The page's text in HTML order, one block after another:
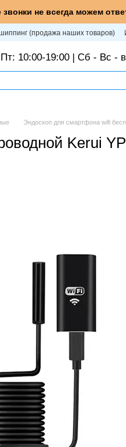
не всегда можем
(продажа наших товаров)
10:00-19:00 | Сб - Вс -
Эндоскоп для смартфона wifi
Kerui